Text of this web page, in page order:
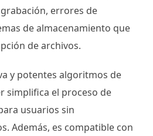
errores de
de almacenamiento que
de archivos.
y potentes algoritmos de
simplifica el proceso de
usuarios sin
Además, es compatible con